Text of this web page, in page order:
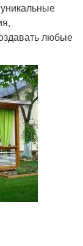
беседкалюбые